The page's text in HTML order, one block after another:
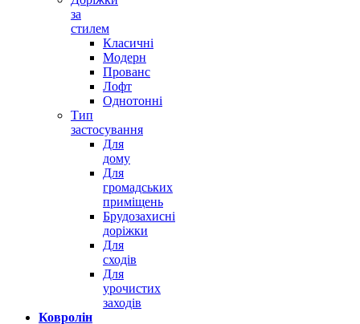
за
стилем
Класичні
Модерн
Прованс
Лофт
Однотонні
Тип
застосування
Для
дому
Для
громадських
приміщень
Брудозахисні
доріжки
Для
сходів
Для
урочистих
заходів
Ковролін